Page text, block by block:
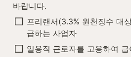
바랍니다.
프리랜서(3.3% 원천징수 대
급하는 사업자
일용직 근로자를 고용하여